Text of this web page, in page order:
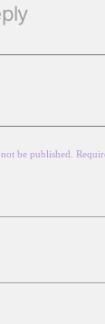
be published.